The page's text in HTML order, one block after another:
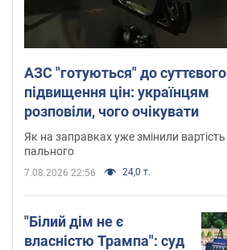
АЗС "готуються" до суттєвого
підвищення цін: українцям
розповіли, чого очікувати
Як на заправках уже змінили вартість
пального
7.08.2026 22:56 24,0 т.
"Білий дім не є
власністю Трампа": суд